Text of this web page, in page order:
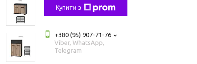
Купити з
+380 (95) 907-71-76
Viber, WhatsApp,
Telegram